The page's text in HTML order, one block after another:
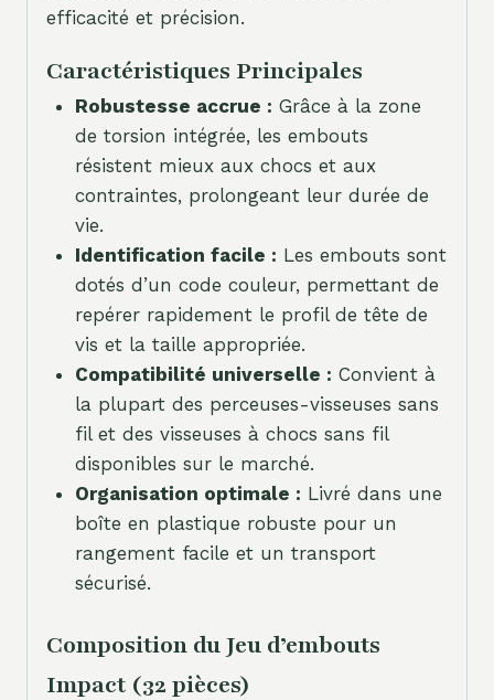
efficacité et précision.
Caractéristiques Principales
Robustesse accrue : Grâce à la zone
de torsion intégrée, les embouts
résistent mieux aux chocs et aux
contraintes, prolongeant leur durée de
vie.
Identification facile : Les embouts sont
dotés d’un code couleur, permettant de
repérer rapidement le profil de tête de
vis et la taille appropriée.
Compatibilité universelle : Convient à
la plupart des perceuses-visseuses sans
fil et des visseuses à chocs sans fil
disponibles sur le marché.
Organisation optimale : Livré dans une
boîte en plastique robuste pour un
rangement facile et un transport
sécurisé.
Composition du Jeu d’embouts
Impact (32 pièces)